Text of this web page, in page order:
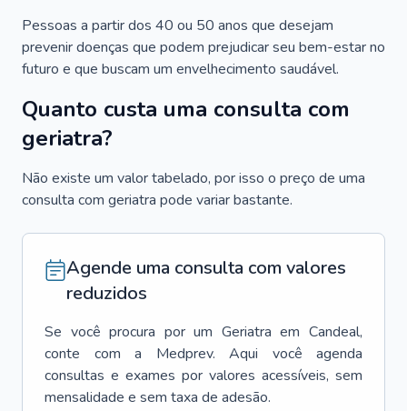
Pessoas a partir dos 40 ou 50 anos que desejam
prevenir doenças que podem prejudicar seu bem-estar no
futuro e que buscam um envelhecimento saudável.
Quanto custa uma consulta com
geriatra?
Não existe um valor tabelado, por isso o preço de uma
consulta com geriatra pode variar bastante.
Agende uma consulta com valores
reduzidos
Se você procura por um Geriatra em Candeal,
conte com a Medprev. Aqui você agenda
consultas e exames por valores acessíveis, sem
mensalidade e sem taxa de adesão.